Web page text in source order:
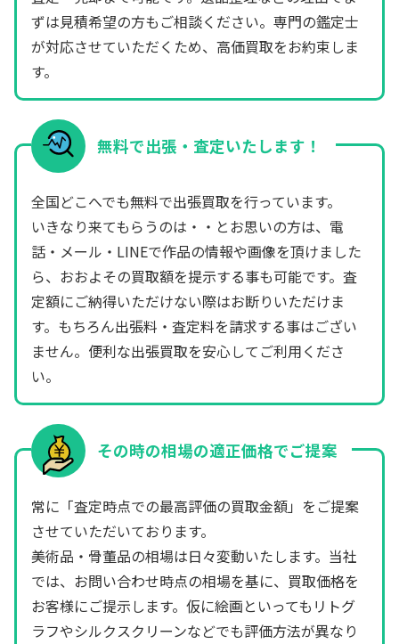
ずは見積希望の方もご相談ください。専門の鑑定士
が対応させていただくため、高価買取をお約束しま
す。
無料で出張・査定いたします！
全国どこへでも無料で出張買取を行っています。
いきなり来てもらうのは・・とお思いの方は、電
話・メール・LINEで作品の情報や画像を頂けました
ら、おおよその買取額を提示する事も可能です。査
定額にご納得いただけない際はお断りいただけま
す。もちろん出張料・査定料を請求する事はござい
ません。便利な出張買取を安心してご利用くださ
い。
その時の相場の適正価格でご提案
常に「査定時点での最高評価の買取金額」をご提案
させていただいております。
美術品・骨董品の相場は日々変動いたします。当社
では、お問い合わせ時点の相場を基に、買取価格を
お客様にご提示します。仮に絵画といってもリトグ
ラフやシルクスクリーンなどでも評価方法が異なり